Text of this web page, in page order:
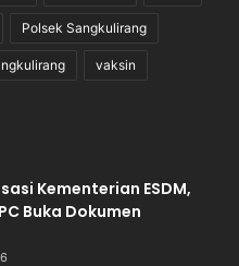
Polsek Sangkulirang
vaksin
Kementerian ESDM,
Buka Dokumen